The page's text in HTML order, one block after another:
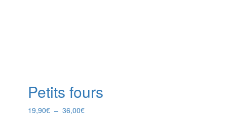
Petits fours
19,90€ – 36,00€Plage